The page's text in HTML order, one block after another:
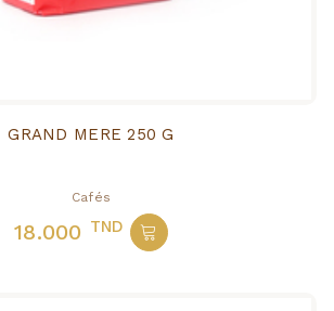
GRAND MERE 250 G
Cafés
18.000 TND